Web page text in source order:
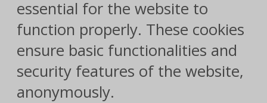
essential for the website to
function properly. These cookies
ensure basic functionalities and
security features of the website,
anonymously.